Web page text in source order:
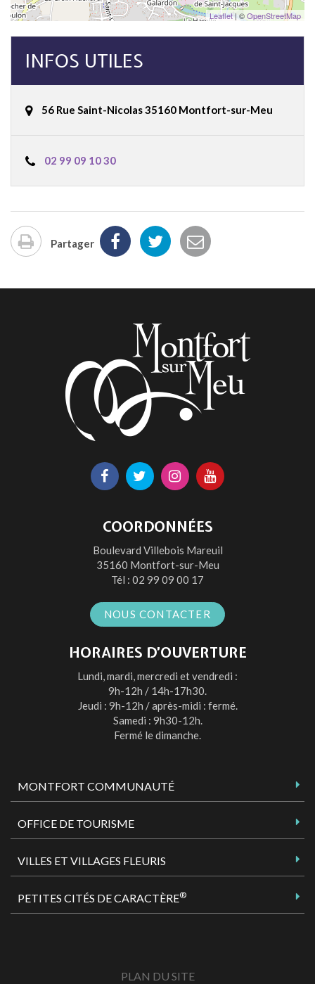
Leaflet| ©OpenStreetMap
INFOS UTILES
56 Rue Saint-Nicolas 35160 Montfort-sur-Meu
02 99 09 10 30
Imprimer
Partager
Lien
le
compte
Facebook
Lien
le
compte
Twitter
Lien
le
compte
Instagram
Lien
la
chaîne
Youtube
COORDONNÉES
Boulevard Villebois Mareuil
35160 Montfort-sur-Meu
Tél : 02 99 09 00 17
NOUS CONTACTER
HORAIRES D’OUVERTURE
Lundi, mardi, mercredi et vendredi :
9h-12h / 14h-17h30.
Jeudi : 9h-12h / après-midi : fermé.
Samedi : 9h30-12h.
Fermé le dimanche.
MONTFORT COMMUNAUTÉ
OFFICE DE TOURISME
VILLES ET VILLAGES FLEURIS
PETITES CITÉS DE CARACTÈRE®
PLAN DU SITE